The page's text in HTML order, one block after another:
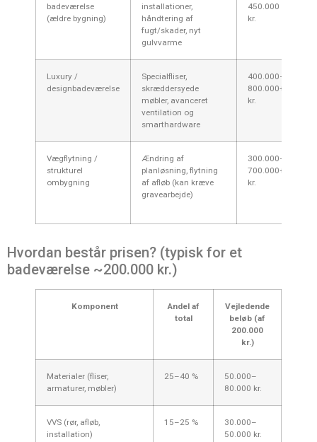
badeværelse
(ældre bygning)
installationer,
håndtering af
fugt/skader, nyt
gulvvarme
450.000
kr.
Luxury /
designbadeværelse
Specialfliser,
skræddersyede
møbler, avanceret
ventilation og
smarthardware
400.000–
800.000+
kr.
Vægflytning /
strukturel
ombygning
Ændring af
planløsning, flytning
af afløb (kan kræve
gravearbejde)
300.000–
700.000+
kr.
Hvordan består prisen? (typisk for et
badeværelse ~200.000 kr.)
Komponent
Andel af
total
Vejledende
beløb (af
200.000
kr.)
Materialer (fliser,
armaturer, møbler)
25–40 %
50.000–
80.000 kr.
VVS (rør, afløb,
installation)
15–25 %
30.000–
50.000 kr.